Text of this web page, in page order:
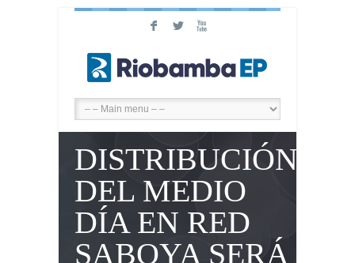
F L X
DISTRIBUCIÓN
DEL MEDIO
DÍA EN RED
SABOYA SERÁ